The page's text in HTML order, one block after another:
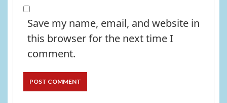
Save my name, email, and website in
this browser for the next time I
comment.